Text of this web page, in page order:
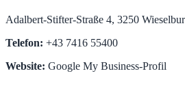
Adalbert-Stifter-Straße 4, 3250
Telefon: +43 7416 55400
Website: Google My Business-Profil